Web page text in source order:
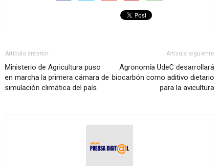
Artículo anterior
Ministerio de Agricultura puso
en marcha la primera cámara de
simulación climática del país
Artículo siguiente
Agronomía UdeC desarrollará
biocarbón como aditivo dietario
para la avicultura